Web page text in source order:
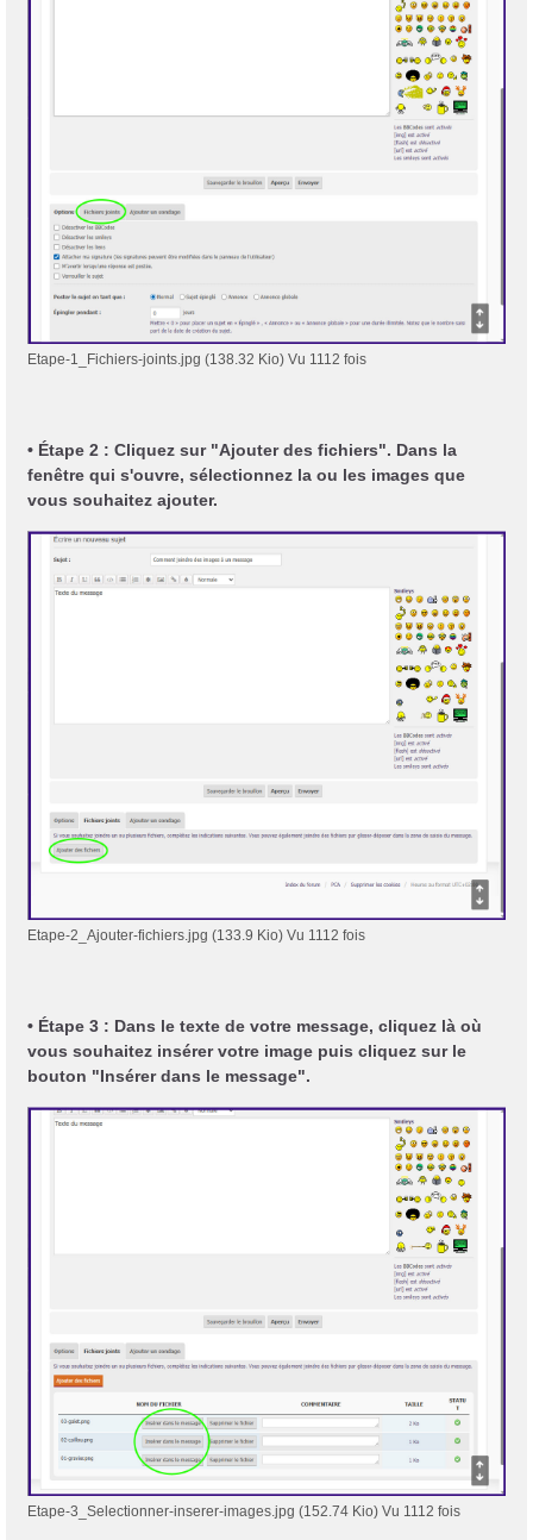
Forum d'information sur les transidentités masculines FtM/FtX/Ft*
Etape-1_Fichiers-joints.jpg (138.32 Kio) Vu 1112 fois
• Étape 2 : Cliquez sur "Ajouter des fichiers". Dans la
fenêtre qui s'ouvre, sélectionnez la ou les images que
vous souhaitez ajouter.
Etape-2_Ajouter-fichiers.jpg (133.9 Kio) Vu 1112 fois
• Étape 3 : Dans le texte de votre message, cliquez là où
vous souhaitez insérer votre image puis cliquez sur le
bouton "Insérer dans le message".
Etape-3_Selectionner-inserer-images.jpg (152.74 Kio) Vu 1112 fois